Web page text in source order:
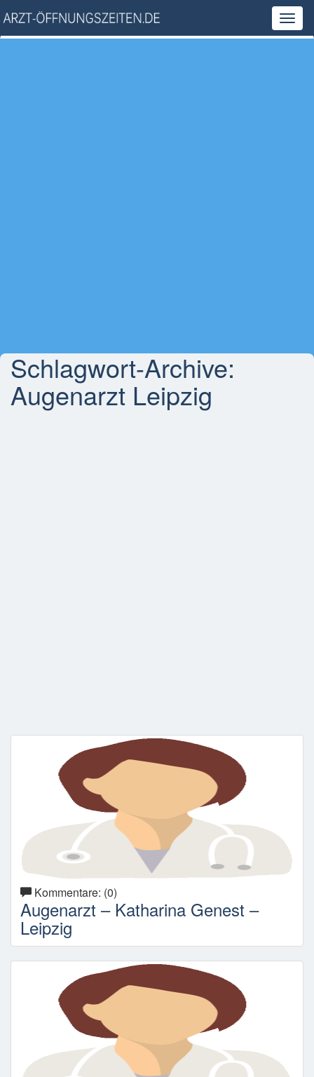
Schlagwort-Archive:
Augenarzt Leipzig
Kommentare: (0)
Augenarzt – Katharina Genest –
Leipzig